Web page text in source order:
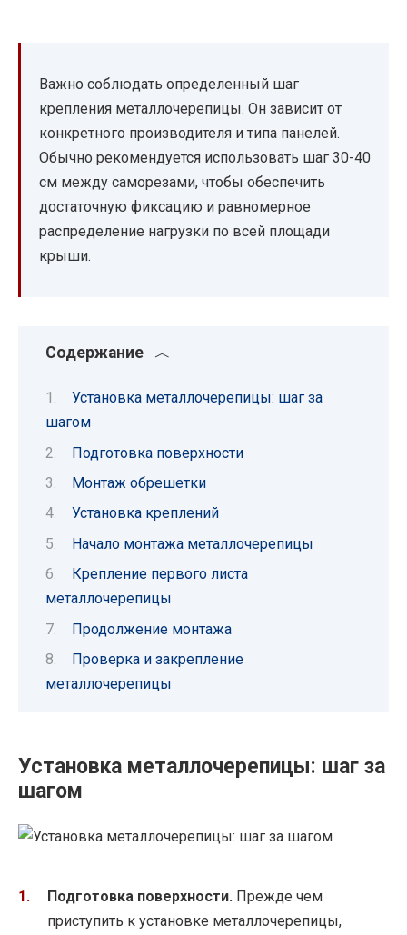
Важно соблюдать определенный шаг
крепления металлочерепицы. Он зависит от
конкретного производителя и типа панелей.
Обычно рекомендуется использовать шаг 30-40
см между саморезами, чтобы обеспечить
достаточную фиксацию и равномерное
распределение нагрузки по всей площади
крыши.
Содержание
Установка металлочерепицы: шаг за
шагом
Подготовка поверхности
Монтаж обрешетки
Установка креплений
Начало монтажа металлочерепицы
Крепление первого листа
металлочерепицы
Продолжение монтажа
Проверка и закрепление
металлочерепицы
Установка металлочерепицы: шаг за
шагом
Подготовка поверхности. Прежде чем
приступить к установке металлочерепицы,